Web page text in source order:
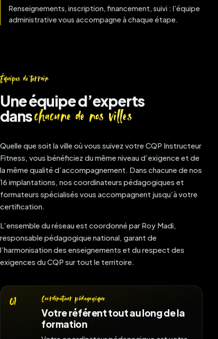
Renseignements, inscription, financement, suivi : l’équipe
administrative vous accompagne à chaque étape.
Équipes de terrain
Une équipe d’experts
danschacune de nos villes
Quelle que soit la ville où vous suivez votre CQP Instructeur
Fitness, vous bénéficiez du même niveau d’exigence et de
la même qualité d’accompagnement. Dans chacune de nos
16 implantations, nos coordinateurs pédagogiques et
formateurs spécialisés vous accompagnent jusqu’à votre
certification.
L’ensemble du réseau est coordonné par Roy Madi,
responsable pédagogique national, garant de
l’harmonisation des enseignements et du respect des
exigences du CQP sur tout le territoire.
01 Coordinateur pédagogique
Votre référent tout au long de la
formation